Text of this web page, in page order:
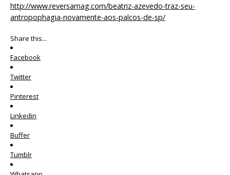
http://www.reversamag.com/beatriz-azevedo-traz-seu-
antropophagia-novamente-aos-palcos-de-sp/
Share this...
Facebook
Twitter
Pinterest
Linkedin
Buffer
Tumblr